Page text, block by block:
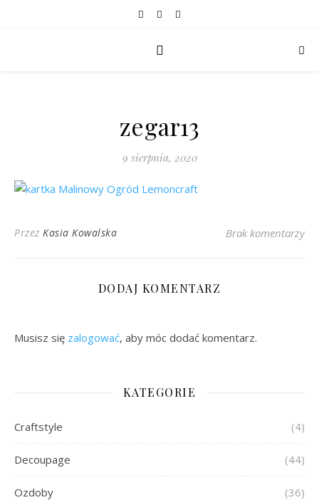
zegar13
9 sierpnia, 2020
Przez Kasia Kowalska Brak komentarzy
DODAJ KOMENTARZ
Musisz się zalogować, aby móc dodać komentarz.
KATEGORIE
Craftstyle (4)
Decoupage (44)
Ozdoby (36)